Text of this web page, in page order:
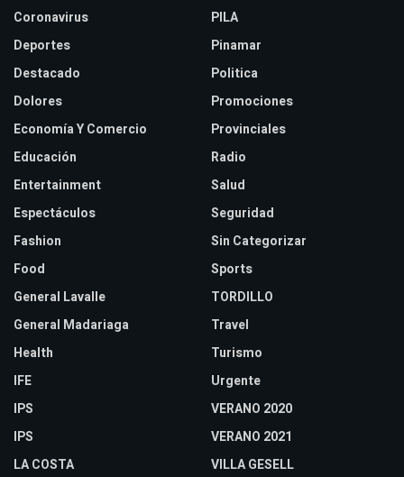
Coronavirus
Deportes
Destacado
Dolores
Economía Y Comercio
Educación
Entertainment
Espectáculos
Fashion
Food
General Lavalle
General Madariaga
Health
IFE
IPS
IPS
LA COSTA
PILA
Pinamar
Politica
Promociones
Provinciales
Radio
Salud
Seguridad
Sin Categorizar
Sports
TORDILLO
Travel
Turismo
Urgente
VERANO 2020
VERANO 2021
VILLA GESELL